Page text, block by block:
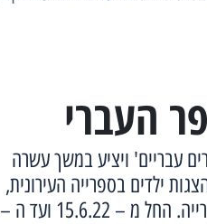
העברי
עבריים' ויציע במשך עשרה
ילדים בספרייה העירונית,
במרכזים הקהילתיים, במוסדות התרבות בעיר וברחבת העירייה. החל מ – 15.6.22 ועד ה –